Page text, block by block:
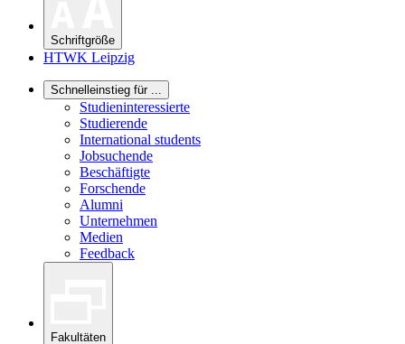
Schriftgröße
HTWK Leipzig
Schnelleinstieg für ...
Studieninteressierte
Studierende
International students
Jobsuchende
Beschäftigte
Forschende
Alumni
Unternehmen
Medien
Feedback
Fakultäten